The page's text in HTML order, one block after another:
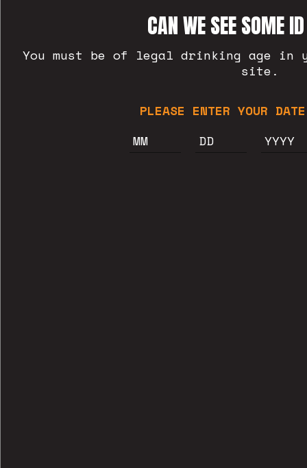
CAN WE SEE SOME
You must be of legal drinking age
site.
PLEASE ENTER YOUR
VAL MÉS NÉIXER AMB
ESTRELLA QUE
ESTRELLAT!